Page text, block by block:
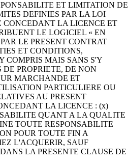
ET LIMITATION DE
DEFINIES PAR LA LOI
CONCEDANT LA LICENCE ET
LE LOGICIEL « EN
LE PRESENT CONTRAT
ET CONDITIONS,
COMPRIS MAIS SANS S'Y
PROPRIETE, DE NON
MARCHANDE ET
PARTICULIERE OU
AU PRESENT
LA LICENCE : (x)
QUANT A LA QUALITE
TOUTE RESPONSABILITE
POUR TOUTE FIN A
L'ACQUERIR, SAUF
LA PRESENTE CLAUSE DE